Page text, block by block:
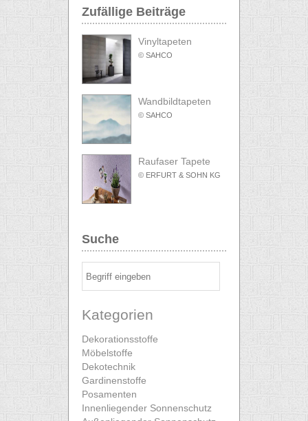
Zufällige Beiträge
Vinyltapeten
© SAHCO
Wandbildtapeten
© SAHCO
Raufaser Tapete
© ERFURT & SOHN KG
Suche
Kategorien
Dekorationsstoffe
Möbelstoffe
Dekotechnik
Gardinenstoffe
Posamenten
Innenliegender Sonnenschutz